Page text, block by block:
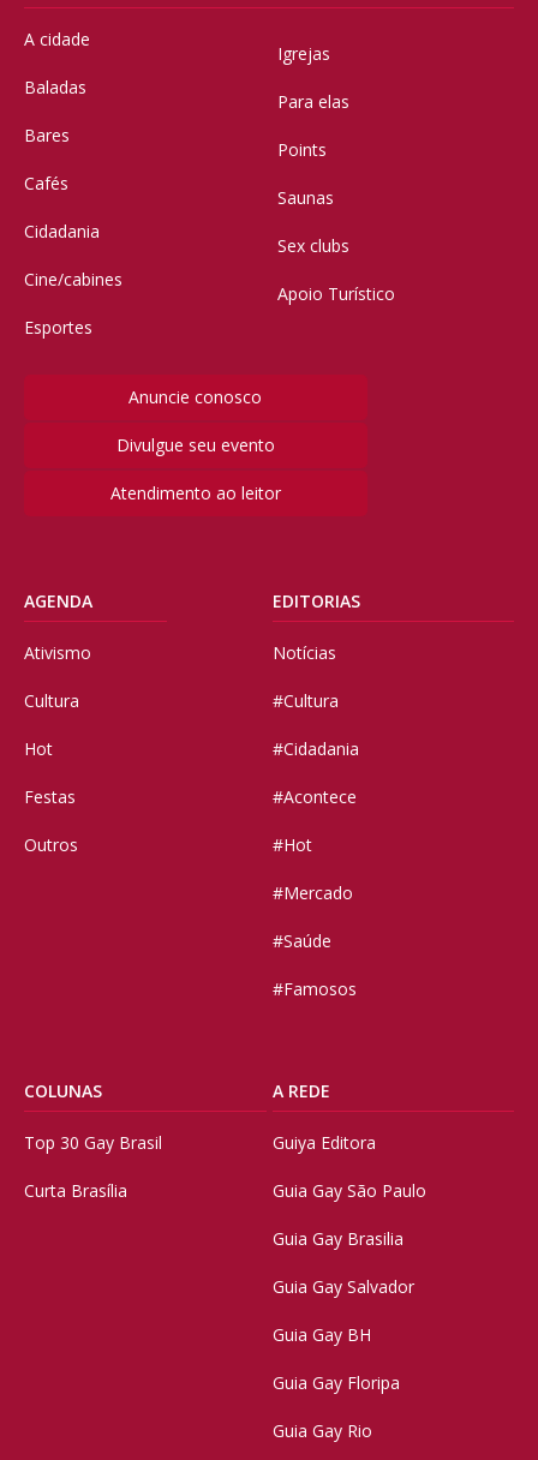
A cidade
Baladas
Bares
Cafés
Cidadania
Cine/cabines
Esportes
Igrejas
Para elas
Points
Saunas
Sex clubs
Apoio Turístico
Anuncie conosco
Divulgue seu evento
Atendimento ao leitor
AGENDA
Ativismo
Cultura
Hot
Festas
Outros
EDITORIAS
Notícias
#Cultura
#Cidadania
#Acontece
#Hot
#Mercado
#Saúde
#Famosos
COLUNAS
Top 30 Gay Brasil
Curta Brasília
A REDE
Guiya Editora
Guia Gay São Paulo
Guia Gay Brasilia
Guia Gay Salvador
Guia Gay BH
Guia Gay Floripa
Guia Gay Rio